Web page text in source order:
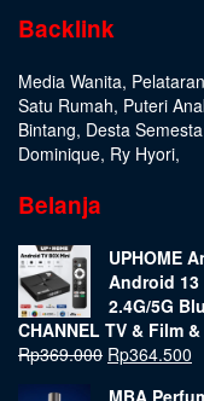
Backlink
Media Wanita, Pelataran
Satu Rumah, Puteri
Bintang, Desta
Dominique, Ry Hyori,
Belanja
UPHOME
Android 13
2.4G/5G
CHANNEL TV & Film
Rp369.000 Rp364.500